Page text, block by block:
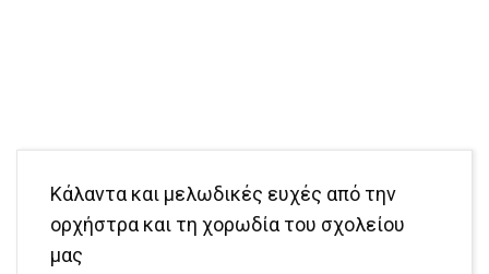
Κάλαντα και μελωδικές ευχές από την
ορχήστρα και τη χορωδία του σχολείου
μας